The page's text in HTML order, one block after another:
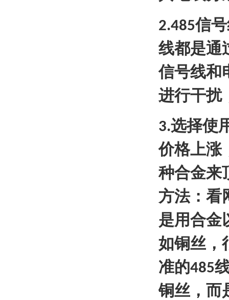
2.485信
线都是通
信号线和
进行干扰
3.选择使
价格上涨
种合金来
方法：看
是用合金
如铜丝，
准的485
铜丝，而